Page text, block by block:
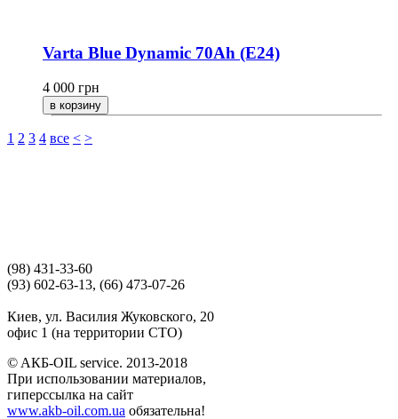
Varta Blue Dynamic 70Ah (E24)
4 000 грн
1 2 3 4 все < >
(98) 431-33-60
(93) 602-63-13, (66) 473-07-26
Киев, ул. Василия Жуковского, 20
офис 1 (на территории СТО)
© AКБ-OIL service. 2013-2018
При использовании материалов,
гиперссылка на сайт
www.akb-oil.com.ua обязательна!